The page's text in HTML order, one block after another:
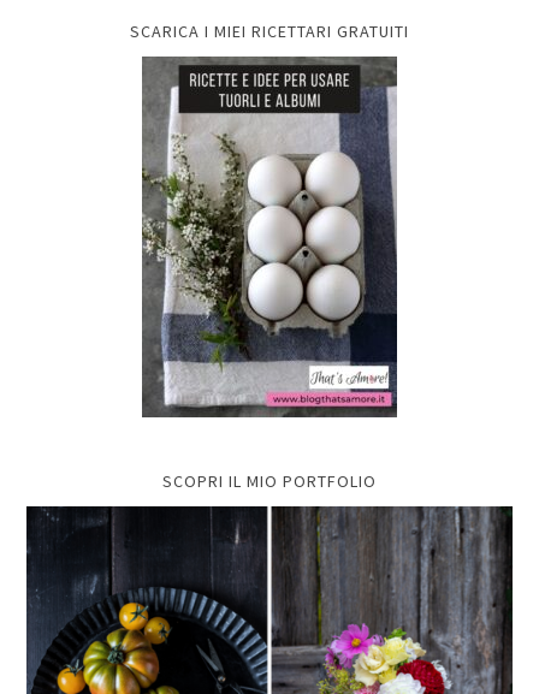
SCARICA I MIEI RICETTARI GRATUITI
SCOPRI IL MIO PORTFOLIO